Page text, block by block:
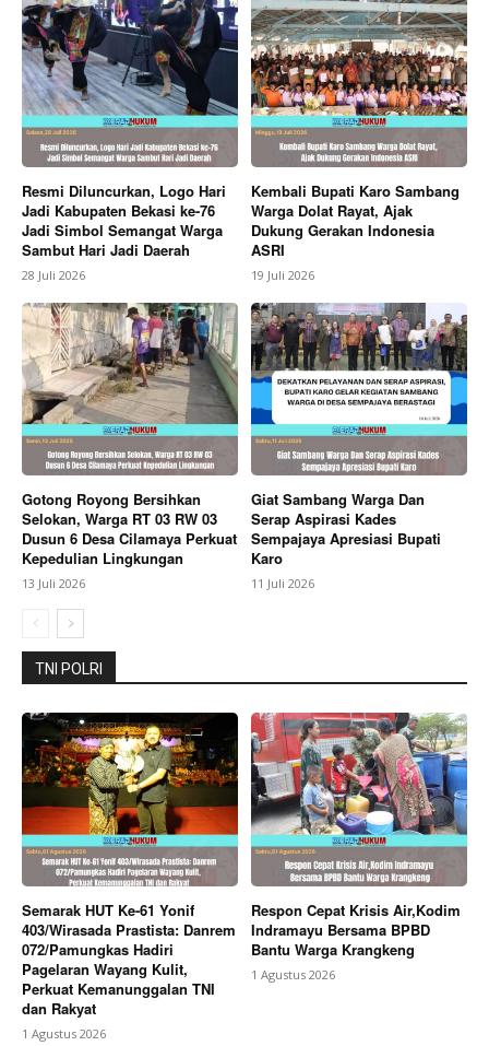
SUBSCRIBE NOW
Company
Contact us
Subscription Plans
My account
Bagikan Artikel
Berita Lainnya Ribuan Warga Padati Alun-alun Kajen,
Nobar Final Piala Dunia 2026 Berlangsung Meriah
dan Aman
Resmi Diluncurkan, Logo Hari
Jadi Kabupaten Bekasi ke-76
Jadi Simbol Semangat Warga
Sambut Hari Jadi Daerah
28 Juli 2026
Kembali Bupati Karo Sambang
Warga Dolat Rayat, Ajak
Dukung Gerakan Indonesia
ASRI
19 Juli 2026
Gotong Royong Bersihkan
Selokan, Warga RT 03 RW 03
Dusun 6 Desa Cilamaya Perkuat
Kepedulian Lingkungan
13 Juli 2026
Giat Sambang Warga Dan
Serap Aspirasi Kades
Sempajaya Apresiasi Bupati
Karo
11 Juli 2026
TNI POLRI
Semarak HUT Ke-61 Yonif
403/Wirasada Prastista: Danrem
072/Pamungkas Hadiri
Pagelaran Wayang Kulit,
Perkuat Kemanunggalan TNI
dan Rakyat
1 Agustus 2026
Respon Cepat Krisis Air,Kodim
Indramayu Bersama BPBD
Bantu Warga Krangkeng
1 Agustus 2026